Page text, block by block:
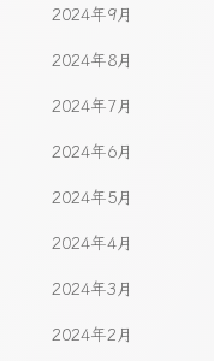
2024年9月
2024年8月
2024年7月
2024年6月
2024年5月
2024年4月
2024年3月
2024年2月